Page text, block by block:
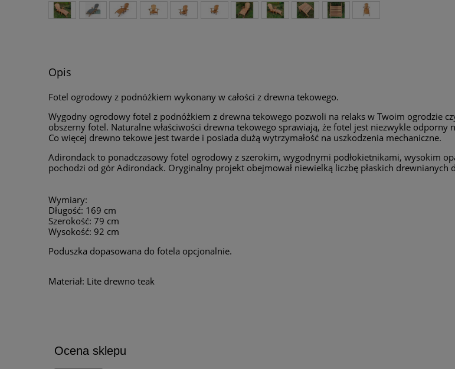
Opis
Fotel ogrodowy z podnóżkiem wykonany w całości z drewna tekowego.
Wygodny ogrodowy fotel z podnóżkiem z drewna tekowego pozwoli na relaks w Twoim ogrodzie
obszerny fotel. Naturalne właściwości drewna tekowego sprawiają, że fotel jest niezwykle
Co więcej drewno tekowe jest twarde i posiada dużą wytrzymałość na uszkodzenia mechaniczne.
Adirondack to ponadczasowy fotel ogrodowy z szerokim, wygodnymi podłokietnikami, wysokim
pochodzi od gór Adirondack. Oryginalny projekt obejmował niewielką liczbę płaskich drewnianych
Wymiary:
Długość: 169 cm
Szerokość: 79 cm
Wysokość: 92 cm
Poduszka dopasowana do fotela opcjonalnie.
Materiał: Lite drewno teak
Ocena sklepu